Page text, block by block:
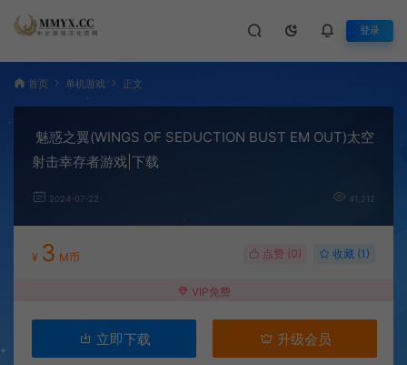
登录
首页 单机游戏 正文
魅惑之翼(WINGS OF SEDUCTION BUST EM OUT)太空
射击幸存者游戏|下载
2024-07-22 41,212
¥ 3 M币 点赞 (0) 收藏 (1)
VIP免费
立即下载 升级会员